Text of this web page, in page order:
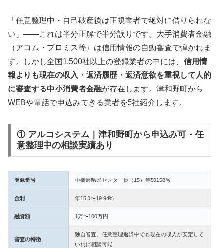
「任意整理中・自己破産後は正規業者で絶対に借りられな
い」——これは半分正解で半分誤りです。大手消費者金融
（アコム・プロミス等）は信用情報の自動審査で弾かれま
す。しかし全国1,500社以上の登録業者の中には、 信用情
報よりも現在の収入・返済履歴・返済意欲を重視して人的
に審査する中小消費者金融が存在します。津和野町から
WEBや電話で申込みできる業者を5社紹介します。
① アルコシステム｜津和野町から申込み可・任
意整理中の相談実績あり
登録番号 中播磨県民センター長（15）第50158号
金利 年15.0〜19.94%
融資額 1万〜100万円
審査の特徴
独自審査。任意整理返済中でも現在の収入が安定して
いれば相談可能